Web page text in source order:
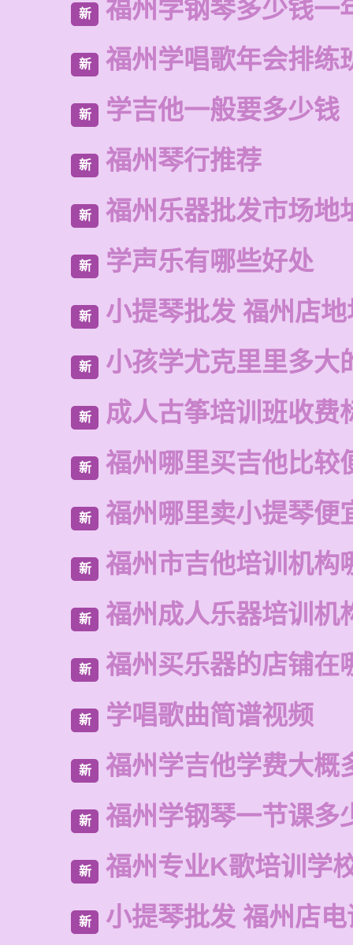
新 福州学钢琴多少钱一
新 福州学唱歌年会排练
新 学吉他一般要多少钱
新 福州琴行推荐
新 福州乐器批发市场地
新 学声乐有哪些好处
新 小提琴批发 福州店
新 小孩学尤克里里多大
新 成人古筝培训班收费
新 福州哪里买吉他比较
新 福州哪里卖小提琴便
新 福州市吉他培训机构
新 福州成人乐器培训机
新 福州买乐器的店铺在
新 学唱歌曲简谱视频
新 福州学吉他学费大概
新 福州学钢琴一节课多
新 福州专业K歌培训学
新 小提琴批发 福州店